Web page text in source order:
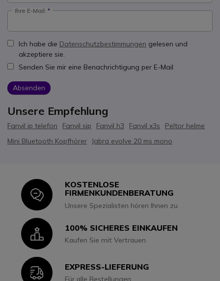
Ihre E-Mail:
Ich habe die Datenschutzbestimmungen gelesen und
akzeptiere sie.
Senden Sie mir eine Benachrichtigung per E-Mail
Absenden
Unsere Empfehlung
Fanvil ip telefon Fanvil sip Fanvil h3 Fanvil x3s
Peltor helme
Mini Bluetooth Kopfhörer
Jabra evolve 20 ms mono
Icon
KOSTENLOSE
FIRMENKUNDENBERATUNG
Unsere Spezialisten hören Ihnen zu
Icon100% SICHERES EINKAUFEN
Kaufen Sie mit Vertrauen
IconEXPRESS-LIEFERUNG
Für alle Bestellungen